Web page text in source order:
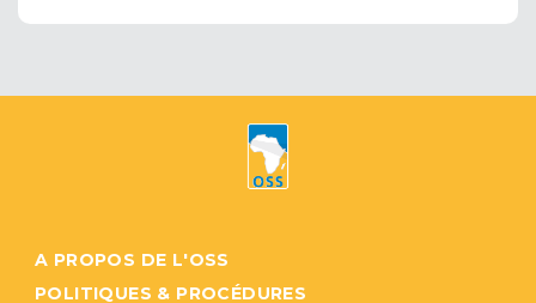
A PROPOS DE L'OSS
POLITIQUES & PROCÉDURES